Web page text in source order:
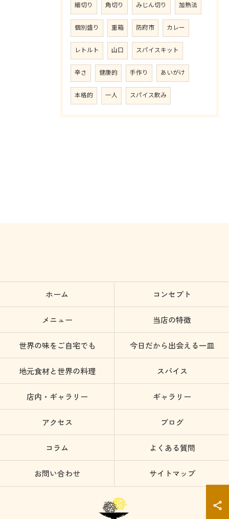
細切り 角切り みじん切り 加熱法
個別盛り 重箱 防府市 カレー
レトルト 山口 スパイスキット
辛さ 健康的 手作り あいがけ
本格的 一人 スパイス飲み
ホーム コンセプト
メニュー 当店の特徴
世界の味をご自宅でも 今日だから出会える一皿
地元食材と世界の料理 スパイス
店内・ギャラリー ギャラリー
アクセス ブログ
コラム よくある質問
お問い合わせ サイトマップ